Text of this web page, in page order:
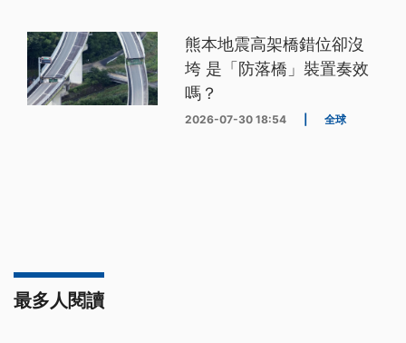
熊本地震高架橋錯位卻沒
垮 是「防落橋」裝置奏效
嗎？
2026-07-30 18:54 全球
最多人閱讀